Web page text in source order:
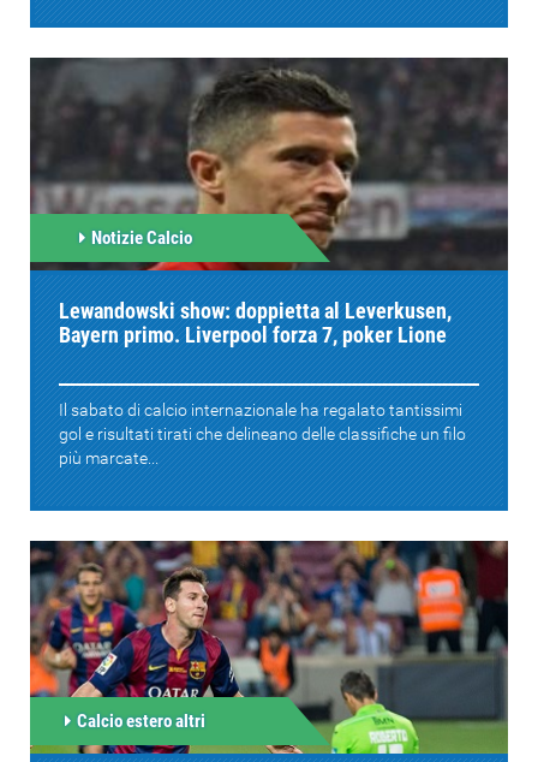
Notizie Calcio
Lewandowski show: doppietta al Leverkusen,
Bayern primo. Liverpool forza 7, poker Lione
Il sabato di calcio internazionale ha regalato tantissimi
gol e risultati tirati che delineano delle classifiche un filo
più marcate...
Calcio estero altri